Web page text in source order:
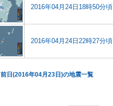
2016年04月24日18時50分頃
2016年04月24日22時27分頃
前日(2016年04月23日)の地震一覧